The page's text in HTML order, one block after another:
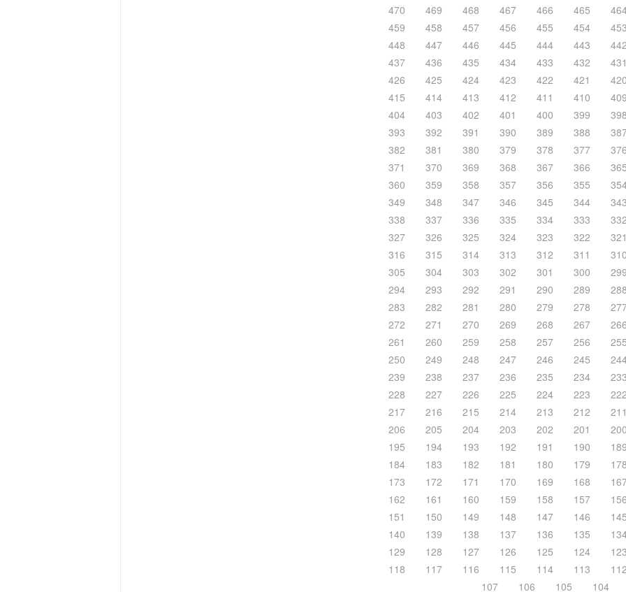
470
469 468 467 466 465
459
458 457 456 455 454
448
447 446 445 444 443
437
436 435 434 433 432
426
425 424 423 422 421
415
414 413 412 411 410
404
403 402 401 400 399
393
392 391 390 389 388
382
381 380 379 378 377
371
370 369 368 367 366
360
359 358 357 356 355
349
348 347 346 345 344
338
337 336 335 334 333
327
326 325 324 323 322
316
315 314 313 312 311
305
304 303 302 301 300
294
293 292 291 290 289
283
282 281 280 279 278
272
271 270 269 268 267
261
260 259 258 257 256
250
249 248 247 246 245
239
238 237 236 235 234
228
227 226 225 224 223
217
216 215 214 213 212
206
205 204 203 202 201
195
194 193 192 191 190
184
183 182 181 180 179
173
172 171 170 169 168
162
161 160 159 158 157
151
150 149 148 147 146
140
139 138 137 136 135
129
128 127 126 125 124
118
117 116 115 114 113
107
106 105 104